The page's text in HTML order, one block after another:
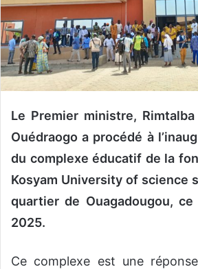
u
r
r
l
Le Premier ministre, Rimtalba
Ouédraogo a procédé à
du complexe éducatif de la
Kosyam University of science
quartier de Ouagadougou,
2025.
Ce complexe est une